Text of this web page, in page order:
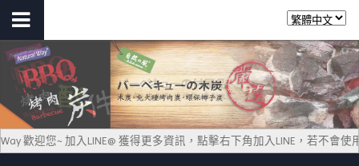
歡迎您~ 加入LINE@ 獲得更多資訊，點擊右下角加入LINE，若不會使用